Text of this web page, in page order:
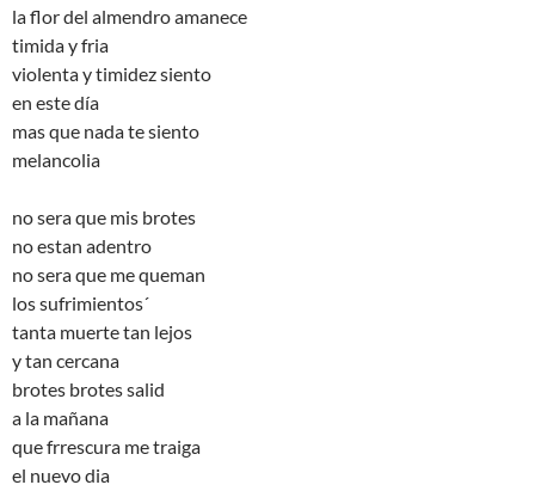
la flor del almendro amanece
timida y fria
violenta y timidez siento
en este día
mas que nada te siento
melancolia
no sera que mis brotes
no estan adentro
no sera que me queman
los sufrimientos´
tanta muerte tan lejos
y tan cercana
brotes brotes salid
a la mañana
que frrescura me traiga
el nuevo dia